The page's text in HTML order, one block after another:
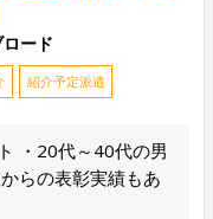
ード
紹介予定派遣
・20代～40代の男
らの表彰実績もあ